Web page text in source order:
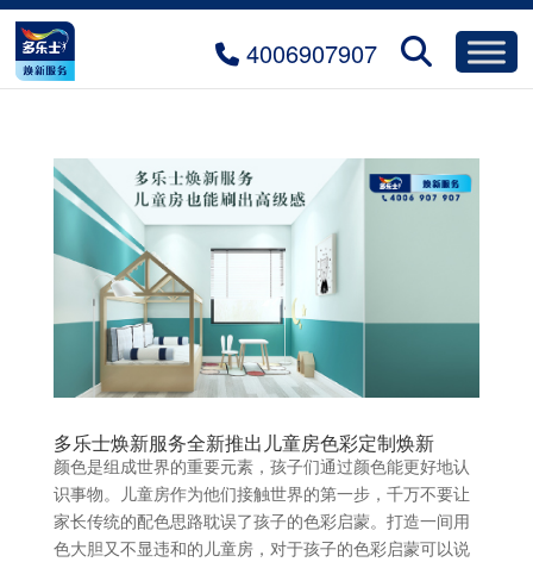
4006907907
多乐士焕新服务全新推出儿童房色彩定制焕新
颜色是组成世界的重要元素，孩子们通过颜色能更好地认
识事物。儿童房作为他们接触世界的第一步，千万不要让
家长传统的配色思路耽误了孩子的色彩启蒙。打造一间用
色大胆又不显违和的儿童房，对于孩子的色彩启蒙可以说